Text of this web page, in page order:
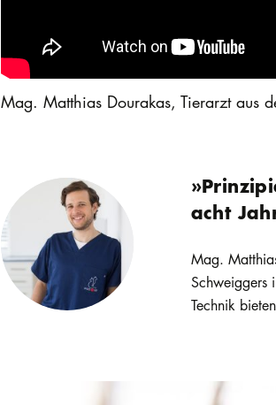
Mag. Matthias Dourakas, Tierarzt aus
acht
Mag.
Schweiggers
Technik